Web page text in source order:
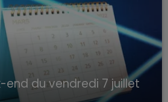
end du vendredi 7 juillet